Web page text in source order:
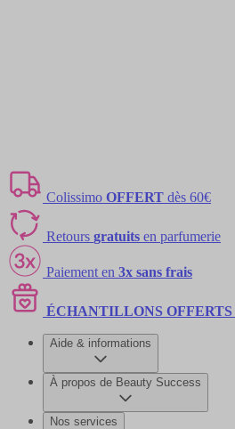
Colissimo OFFERT dès 60€
Retours gratuits en parfumerie
Paiement en 3x sans frais
ÉCHANTILLONS OFFERTS
Aide & informations
À propos de Beauty Success
Nos services